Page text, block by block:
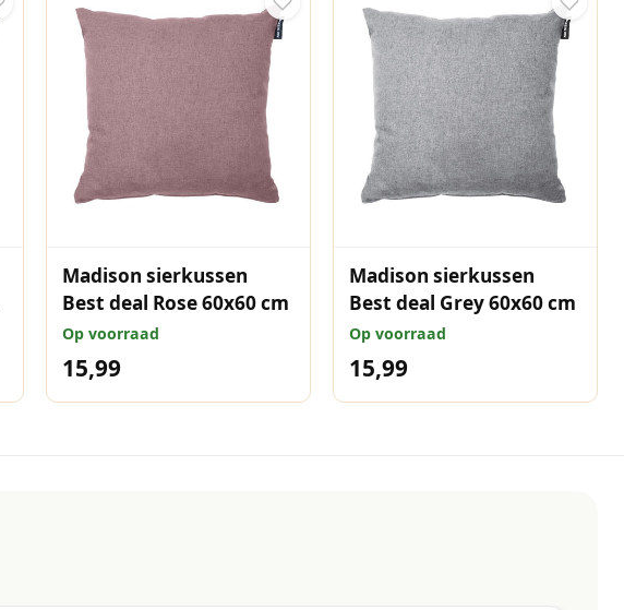
Madison sierkussen
Best deal Rose 60x60 cm
Op voorraad
15,99
Madison sierkussen
Best deal Grey 60x60 cm
Op voorraad
15,99